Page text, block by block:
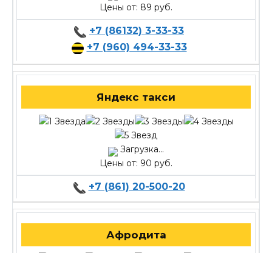
Цены от: 89 руб.
+7 (86132) 3-33-33
+7 (960) 494-33-33
Яндекс такси
Загрузка...
Цены от: 90 руб.
+7 (861) 20-500-20
Афродита